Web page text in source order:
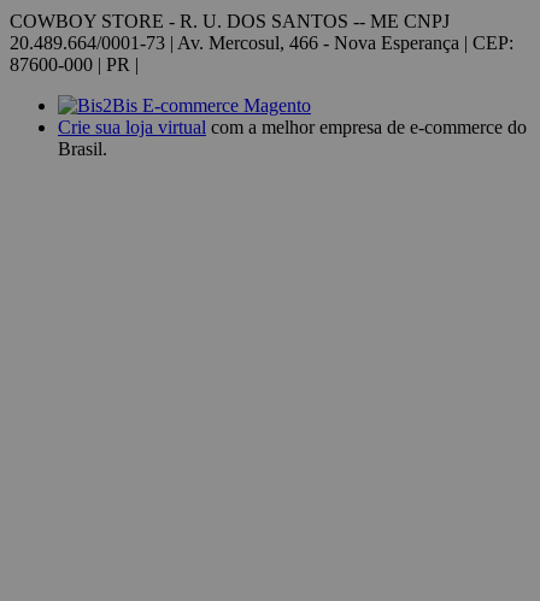
COWBOY STORE - R. U. DOS SANTOS -- ME CNPJ
20.489.664/0001-73 | Av. Mercosul, 466 - Nova Esperança | CEP:
87600-000 | PR |
Crie sua loja virtual com a melhor empresa de e-commerce do
Brasil.